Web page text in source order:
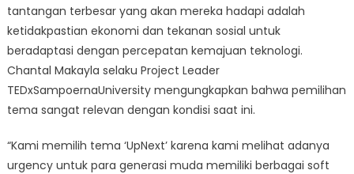
tantangan terbesar yang akan mereka hadapi adalah
ketidakpastian ekonomi dan tekanan sosial untuk
beradaptasi dengan percepatan kemajuan teknologi.
Chantal Makayla selaku Project Leader
TEDxSampoernaUniversity mengungkapkan bahwa pemilihan
tema sangat relevan dengan kondisi saat ini.
“Kami memilih tema ‘UpNext’ karena kami melihat adanya
urgency untuk para generasi muda memiliki berbagai soft